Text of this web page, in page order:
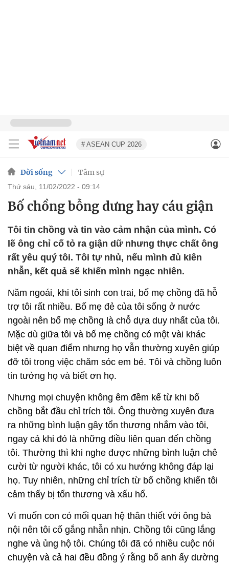
# ASEAN CUP 2026
Đời sống Tâm sự
thứ sáu, 11/02/2022 - 09:14
Bố chồng bỗng dưng hay cáu giận
Tôi tin chồng và tin vào cảm nhận của mình. Có
lẽ ông chỉ cố tỏ ra giận dữ nhưng thực chất ông
rất yêu quý tôi. Tôi tự nhủ, nếu mình đủ kiên
nhẫn, kết quả sẽ khiến mình ngạc nhiên.
Năm ngoái, khi tôi sinh con trai, bố mẹ chồng đã hỗ
trợ tôi rất nhiều. Bố mẹ đẻ của tôi sống ở nước
ngoài nên bố mẹ chồng là chỗ dựa duy nhất của tôi.
Mặc dù giữa tôi và bố mẹ chồng có một vài khác
biệt về quan điểm nhưng họ vẫn thường xuyên giúp
đỡ tôi trong việc chăm sóc em bé. Tôi và chồng luôn
tin tưởng họ và biết ơn họ.
Nhưng mọi chuyện không êm đềm kể từ khi bố
chồng bắt đầu chỉ trích tôi. Ông thường xuyên đưa
ra những bình luận gây tổn thương nhắm vào tôi,
ngay cả khi đó là những điều liên quan đến chồng
tôi. Thường thì khi nghe được những bình luận chê
cười từ người khác, tôi có xu hướng không đáp lại
họ. Tuy nhiên, những chỉ trích từ bố chồng khiến tôi
cảm thấy bị tổn thương và xấu hổ.
Vì muốn con có mối quan hệ thân thiết với ông bà
nội nên tôi cố gắng nhẫn nhịn. Chồng tôi cũng lắng
nghe và ủng hộ tôi. Chúng tôi đã có nhiều cuộc nói
chuyện và cả hai đều đồng ý rằng bố anh ấy dường